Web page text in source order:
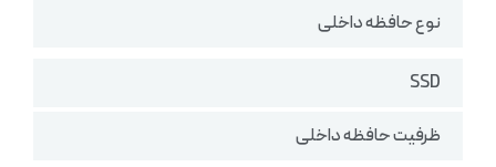
نوع حافظه داخلی
SSD
ظرفیت حافظه داخلی